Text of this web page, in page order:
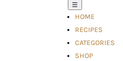
☰
HOME
RECIPES
CATEGORIES
SHOP